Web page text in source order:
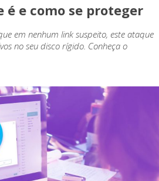
é e como se proteger
em nenhum link suspeito, este ataque
no seu disco rígido. Conheça o